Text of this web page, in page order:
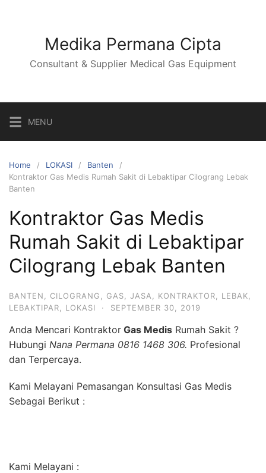
Medika Permana Cipta
Consultant & Supplier Medical Gas Equipment
MENU
Home LOKASI
Banten
Kontraktor Gas Medis Rumah Sakit di Lebaktipar Cilograng Lebak
Banten
Kontraktor Gas Medis
Rumah Sakit di Lebaktipar
Cilograng Lebak Banten
BANTEN CILOGRANG GAS JASA KONTRAKTOR LEBAK
LEBAKTIPAR
LOKASI · SEPTEMBER 30, 2019
Anda Mencari Kontraktor Gas Medis Rumah Sakit ?
Hubungi Nana Permana 0816 1468 306. Profesional
dan Terpercaya.
Kami Melayani Pemasangan Konsultasi Gas Medis
Sebagai Berikut :
Kami Melayani :